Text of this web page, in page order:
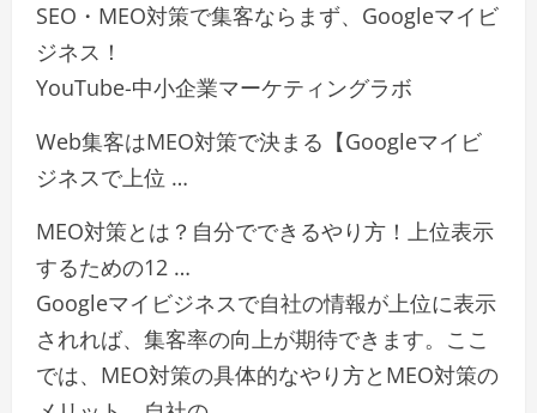
SEO・MEO対策で集客ならまず、Googleマイビ
ジネス！
YouTube-中小企業マーケティングラボ
Web集客はMEO対策で決まる【Googleマイビ
ジネスで上位 …
MEO対策とは？自分でできるやり方！上位表示
するための12 …
Googleマイビジネスで自社の情報が上位に表示
されれば、集客率の向上が期待できます。ここ
では、MEO対策の具体的なやり方とMEO対策の